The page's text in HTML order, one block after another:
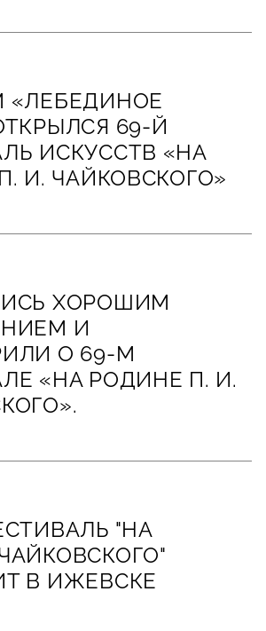
«ЛЕБЕДИНОЕ
69-Й
ИСКУССТВ «НА
И. ЧАЙКОВСКОГО»
ХОРОШИМ
И
О 69‑М
«НА РОДИНЕ П. И.
"НА
В ИЖЕВСКЕ